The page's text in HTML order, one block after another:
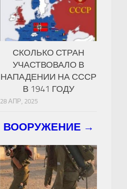
СКОЛЬКО СТРАН
УЧАСТВОВАЛО В
НАПАДЕНИИ НА СССР
В 1941 ГОДУ
28 АПР, 2025
ВООРУЖЕНИЕ →